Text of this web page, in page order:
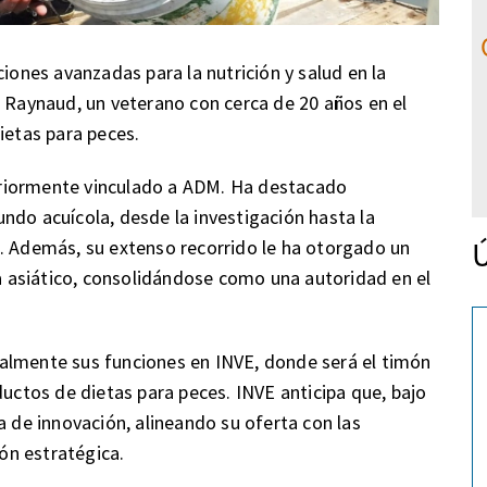
avanzadas para la nutrición y salud en la
un veterano con cerca de 20 años en el
para peces.
vinculado a ADM. Ha destacado
acuícola, desde la investigación hasta la
su extenso recorrido le ha otorgado un
consolidándose como una autoridad en el
sus funciones en INVE, donde será el timón
de dietas para peces. INVE anticipa que, bajo
de innovación, alineando su oferta con las
estratégica.